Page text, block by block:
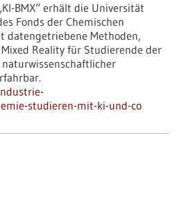
BMX“ erhält die Universität
Fonds der Chemischen
datengetriebene Methoden,
Reality für Studierende der
studieren-mit-ki-und-co